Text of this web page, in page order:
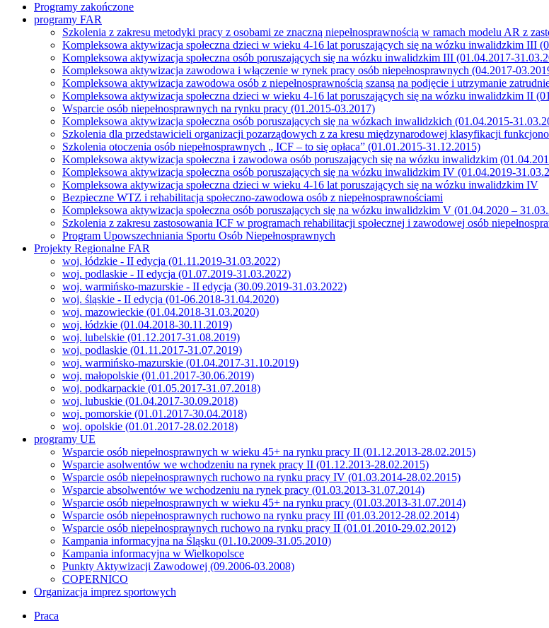
Programy zakończone
programy FAR
Szkolenia z zakresu metodyki pracy z osobami ze znaczną niepełnosprawnością w ramach modelu AR z
Kompleksowa aktywizacja społeczna dzieci w wieku 4-16 lat poruszających się na wózku inwalidzkim III
Kompleksowa aktywizacja społeczna osób poruszających się na wózku inwalidzkim III (01.04.2017-
Kompleksowa aktywizacja zawodowa i włączenie w rynek pracy osób niepełnosprawnych (04.2017-
Kompleksowa aktywizacja zawodowa osób z niepełnosprawnością szansą na podjęcie i utrzymanie
Kompleksowa aktywizacja społeczna dzieci w wieku 4-16 lat poruszających się na wózku inwalidzkim II
Wsparcie osób niepełnosprawnych na rynku pracy (01.2015-03.2017)
Kompleksowa aktywizacja społeczna osób poruszających się na wózkach inwalidzkich (01.04.2015-
Szkolenia dla przedstawicieli organizacji pozarządowych z za kresu międzynarodowej klasyfikacji
Szkolenia otoczenia osób niepełnosprawnych „ ICF – to się opłaca” (01.01.2015-31.12.2015)
Kompleksowa aktywizacja społeczna i zawodowa osób poruszających się na wózku inwalidzkim
Kompleksowa aktywizacja społeczna osób poruszających się na wózku inwalidzkim IV (01.04.2019-
Kompleksowa aktywizacja społeczna dzieci w wieku 4-16 lat poruszających się na wózku inwalidzkim IV
Bezpieczne WTZ i rehabilitacja społeczno-zawodowa osób z niepełnosprawnościami
Kompleksowa aktywizacja społeczna osób poruszających się na wózku inwalidzkim V (01.04.2020 –
Szkolenia z zakresu zastosowania ICF w programach rehabilitacji społecznej i zawodowej osób
Program Upowszechniania Sportu Osób Niepełnosprawnych
Projekty Regionalne FAR
woj. łódzkie - II edycja (01.11.2019-31.03.2022)
woj. podlaskie - II edycja (01.07.2019-31.03.2022)
woj. warmińsko-mazurskie - II edycja (30.09.2019-31.03.2022)
woj. śląskie - II edycja (01-06.2018-31.04.2020)
woj. mazowieckie (01.04.2018-31.03.2020)
woj. łódzkie (01.04.2018-30.11.2019)
woj. lubelskie (01.12.2017-31.08.2019)
woj. podlaskie (01.11.2017-31.07.2019)
woj. warmińsko-mazurskie (01.04.2017-31.10.2019)
woj. małopolskie (01.01.2017-30.06.2019)
woj. podkarpackie (01.05.2017-31.07.2018)
woj. lubuskie (01.04.2017-30.09.2018)
woj. pomorskie (01.01.2017-30.04.2018)
woj. opolskie (01.01.2017-28.02.2018)
programy UE
Wsparcie osób niepełnosprawnych w wieku 45+ na rynku pracy II (01.12.2013-28.02.2015)
Wsparcie asolwentów we wchodzeniu na rynek pracy II (01.12.2013-28.02.2015)
Wsparcie osób niepełnosprawnych ruchowo na rynku pracy IV (01.03.2014-28.02.2015)
Wsparcie absolwentów we wchodzeniu na rynek pracy (01.03.2013-31.07.2014)
Wsparcie osób niepełnosprawnych w wieku 45+ na rynku pracy (01.03.2013-31.07.2014)
Wsparcie osób niepełnosprawnych ruchowo na rynku pracy III (01.03.2012-28.02.2014)
Wsparcie osób niepełnosprawnych ruchowo na rynku pracy II (01.01.2010-29.02.2012)
Kampania informacyjna na Śląsku (01.10.2009-31.05.2010)
Kampania informacyjna w Wielkopolsce
Punkty Aktywizacji Zawodowej (09.2006-03.2008)
COPERNICO
Organizacja imprez sportowych
Praca